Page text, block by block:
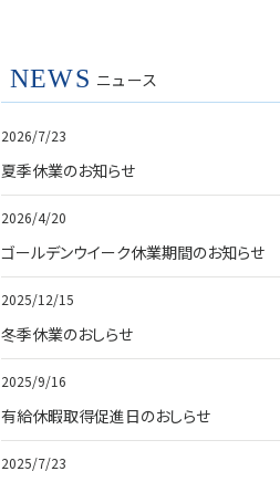
NEWS ニュース
2026/7/23
夏季休業のお知らせ
2026/4/20
ゴールデンウイーク休業期間のお知らせ
2025/12/15
冬季休業のおしらせ
2025/9/16
有給休暇取得促進日のおしらせ
2025/7/23